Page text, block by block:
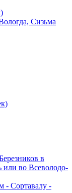
Сизьма
в
или во Всеволодо-
- Сортавалу -